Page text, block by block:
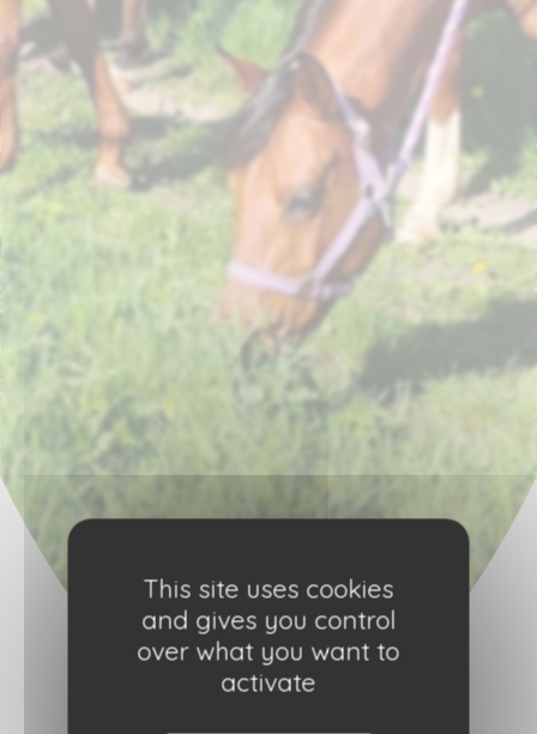
This site uses cookies
and gives you control
over what you want to
activate